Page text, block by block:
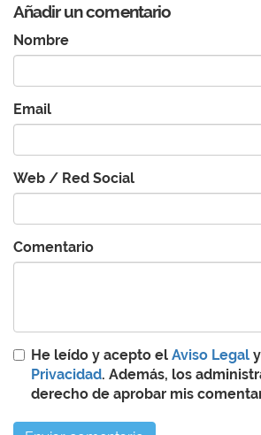
Añadir un comentario
Nombre
Email
Web / Red Social
Comentario
He leído y acepto el Aviso Legal
Privacidad. Además, los
derecho de aprobar mis